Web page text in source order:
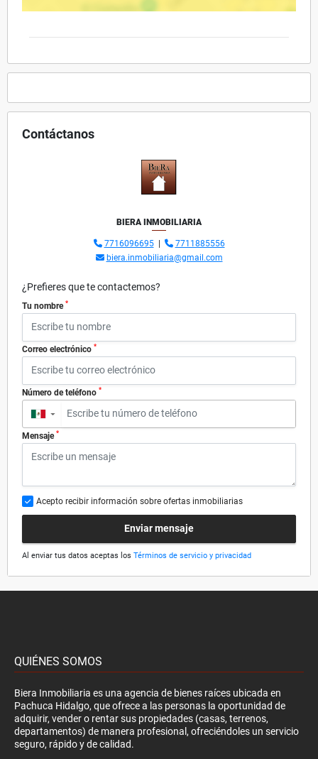
Contáctanos
BIERA INMOBILIARIA
7716096695|
7711885556
biera.inmobiliaria@gmail.com
¿Prefieres que te contactemos?
Tu nombre *
Correo electrónico *
Número de teléfono *
▼
Mensaje *
Acepto recibir información sobre ofertas inmobiliarias
Enviar mensaje
Al enviar tus datos aceptas los Términos de servicio y privacidad
QUIÉNES SOMOS
Biera Inmobiliaria es una agencia de bienes raíces ubicada en
Pachuca Hidalgo, que ofrece a las personas la oportunidad de
adquirir, vender o rentar sus propiedades (casas, terrenos,
departamentos) de manera profesional, ofreciéndoles un servicio
seguro, rápido y de calidad.